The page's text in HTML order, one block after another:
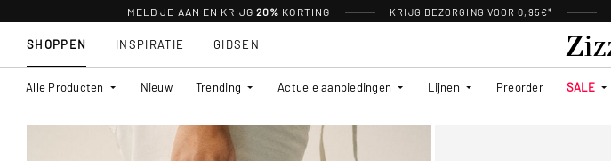
MELD JE AAN EN KRIJG 20% KORTING KRIJG BEZORGING VOOR 0,95€*
SHOPPEN
Alle Producten Nieuw Trending Actuele aanbiedingen Lijnen Preorder SALE
INSPIRATIE GIDSEN